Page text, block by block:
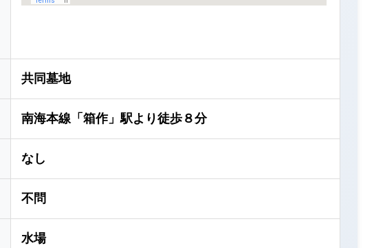
共同墓地
南海本線「箱作」駅より徒歩８分
なし
不問
水場